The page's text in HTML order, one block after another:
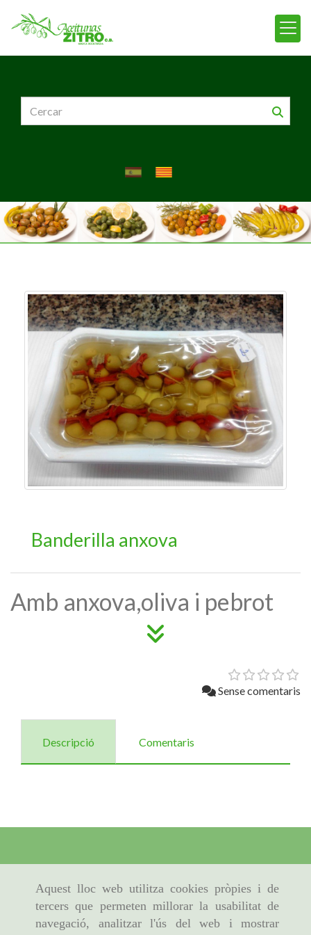
Aquest lloc web utilitza cookies pròpies i de
tercers que permeten millorar la usabilitat de
navegació, analitzar l'ús del web i mostrar
Banderilla anxova
Amb anxova,oliva i pebrot
Sense comentaris
Descripció Comentaris